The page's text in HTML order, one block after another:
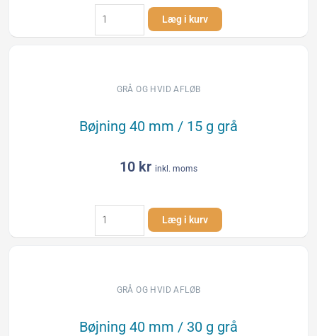
Afløbsrør
40
x
Læg i kurv
GRÅ OG HVID AFLØB
Bøjning 40 mm / 15 g grå
10 kr inkl. moms
Bøjning
40
mm
antal
Læg i kurv
GRÅ OG HVID AFLØB
Bøjning 40 mm / 30 g grå